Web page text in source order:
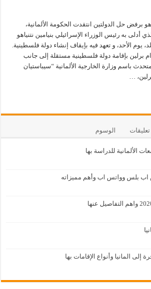
برفض حل الدولتين انتقدت الحكومة الألمانية،
أدلى به رئيس الوزراء الإسرائيلي بنيامين نتنياهو
يوم الأحد، و تعهد فيه بإيقاف إنشاء دولة فلسطينية.
برلين بإقامة دولة فلسطينية مستقلة إلى جانب
باسم وزارة الخارجية الألمانية “سيباستيان
…
تعليقات الوسوم
الألمانية للدراسة بها
اب بلس وواتس اب وأهم مميزاته
المانيا وأنواع الإقامات بها